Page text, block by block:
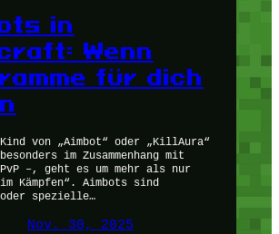
in
Wenn
für dich
von „Aimbot“ oder „KillAura“
im Zusammenhang mit
–, geht es um mehr als nur
Kämpfen“. Aimbots sind
oder spezielle…
Nov. 30, 2025